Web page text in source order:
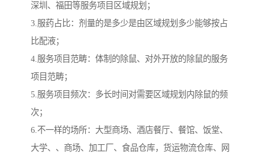
深圳、福田等服务项目区域规划；
3.服药占比：剂量的是多少是由区域规划多少能够按占
比配液；
4.服务项目范畴：体制的除鼠、对外开放的除鼠的服务
项目范畴；
5.服务项目频次：多长时间对需要区域规划内除鼠的频
次；
6.不一样的场所：大型商场、酒店餐厅、餐馆、饭堂、
大学、、商场、加工厂、食品仓库，货运物流仓库、网